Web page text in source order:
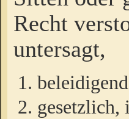
Recht
untersagt,
gesetzlich,